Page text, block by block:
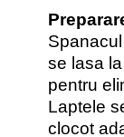
se lasa
pentru
Laptele
clocot